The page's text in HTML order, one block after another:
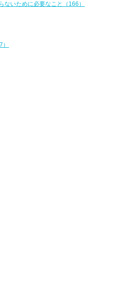
ないために必要なこと（166）